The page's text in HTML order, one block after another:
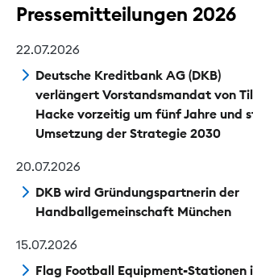
Pressemitteilungen 2026
22.07.2026
Deutsche Kreditbank AG (DKB)
verlängert Vorstandsmandat von
Hacke vorzeitig um fünf Jahre und
Umsetzung der Strategie 2030
20.07.2026
DKB wird Gründungspartnerin der
Handballgemeinschaft München
15.07.2026
Flag Football Equipment-Stationen